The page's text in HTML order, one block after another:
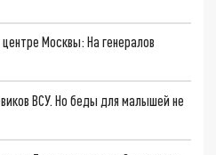
Москвы: На генералов
ВСУ. Но беды для малышей не